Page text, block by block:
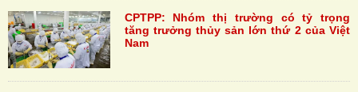
CPTPP: Nhóm thị trường có tỷ trọng
tăng trưởng thủy sản lớn thứ 2 của Việt
Nam